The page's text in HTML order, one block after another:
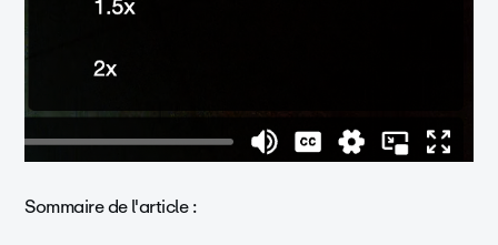
Sommaire de l'article :